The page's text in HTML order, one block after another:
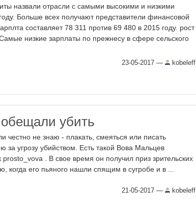
назвали отрасли с самыми высокими и низкими
Больше всех получают представители финансовой
составляет 78 311 против 69 480 в 2015 году. рост
низкие зарплаты по прежнесу в сфере сельского
23-05-2017 — kobeleff
убить
честно не знаю - плакать, смеяться или писать
за угрозу убийством. Есть такой Вова Мальцев
. В свое время он получил приз зрительских
когда его пьяного нашли спящим в сугробе и в ...
21-05-2017 — kobeleff